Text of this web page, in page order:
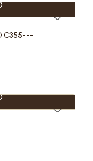
C355---